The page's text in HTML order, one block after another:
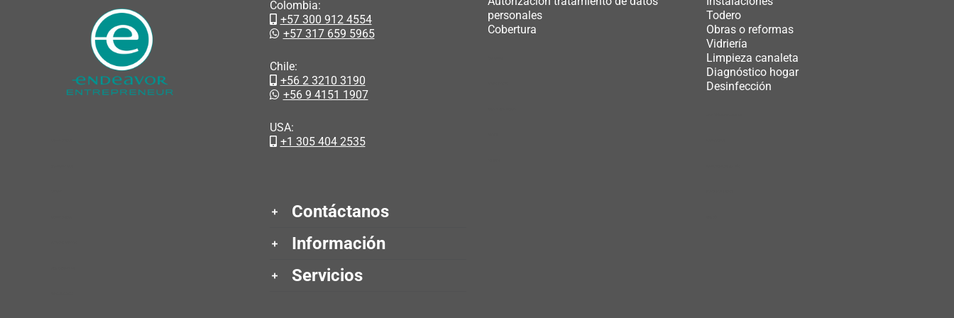
Colombia:
+57 300 912 4554
+57 317 659 5965
Chile:
+56 2 3210 3190
+56 9 4151 1907
USA:
+1 305 404 2535
Contáctanos
Información
Servicios
personales
Cobertura
Todero
Obras o reformas
Vidriería
Limpieza canaleta
Diagnóstico hogar
Desinfección